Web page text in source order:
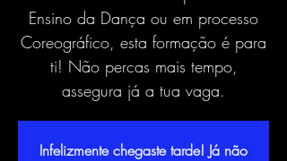
Ensino da Dança ou em processo
Coreográfico, esta formação é para
ti! Não percas mais tempo,
assegura já a tua vaga.
Infelizmente chegaste tarde! Já não